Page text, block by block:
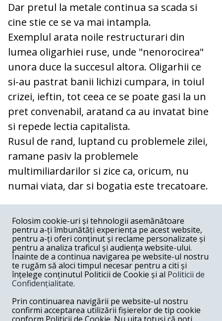
Dar pretul la metale continua sa scada si
cine stie ce se va mai intampla.
Exemplul arata noile restructurari din
lumea oligarhiei ruse, unde "nenorocirea"
unora duce la succesul altora. Oligarhii ce
si-au pastrat banii lichizi cumpara, in toiul
crizei, ieftin, tot ceea ce se poate gasi la un
pret convenabil, aratand ca au invatat bine
si repede lectia capitalista.
Rusul de rand, luptand cu problemele zilei,
ramane pasiv la problemele
multimiliardarilor si zice ca, oricum, nu
numai viata, dar si bogatia este trecatoare.
COMENTARII
Nume
Email
Folosim cookie-uri și tehnologii asemănătoare
pentru a-ți îmbunătăți experiența pe acest website,
pentru a-ți oferi conținut și reclame personalizate și
pentru a analiza traficul și audiența website-ului.
Înainte de a continua navigarea pe website-ul nostru
te rugăm să aloci timpul necesar pentru a citi și
înțelege conținutul Politicii de Cookie și al Politicii de
Confidențialitate.
Prin continuarea navigării pe website-ul nostru
confirmi acceptarea utilizării fișierelor de tip cookie